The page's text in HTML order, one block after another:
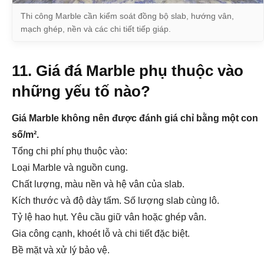
Thi công Marble cần kiểm soát đồng bộ slab, hướng vân,
mạch ghép, nền và các chi tiết tiếp giáp.
11. Giá đá Marble phụ thuộc vào
những yếu tố nào?
Giá Marble không nên được đánh giá chỉ bằng một con
số/m².
Tổng chi phí phụ thuộc vào:
Loại Marble và nguồn cung.
Chất lượng, màu nền và hệ vân của slab.
Kích thước và độ dày tấm. Số lượng slab cùng lô.
Tỷ lệ hao hụt. Yêu cầu giữ vân hoặc ghép vân.
Gia công cạnh, khoét lỗ và chi tiết đặc biệt.
Bề mặt và xử lý bảo vệ.